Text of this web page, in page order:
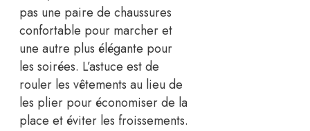
pas une paire de chaussures
confortable pour marcher et
une autre plus élégante pour
les soirées. L’astuce est de
rouler les vêtements au lieu de
les plier pour économiser de la
place et éviter les froissements.